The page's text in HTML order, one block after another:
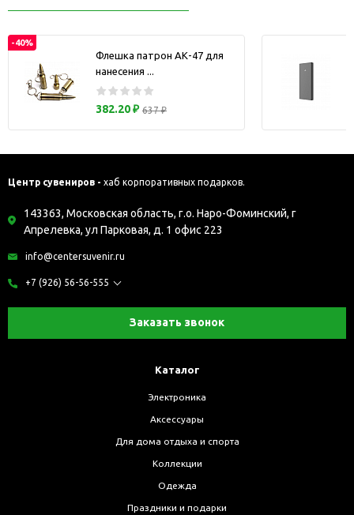
-40%
Флешка патрон АК-47 для
нанесения ...
382.20 ₽ 637 ₽
Центр сувениров - хаб корпоративных подарков.
143363, Московская область, г.о. Наро-Фоминский, г
Апрелевка, ул Парковая, д. 1 офис 223
info@centersuvenir.ru
+7 (926) 56-56-555
Заказать звонок
Каталог
Электроника
Аксессуары
Для дома отдыха и спорта
Коллекции
Одежда
Праздники и подарки